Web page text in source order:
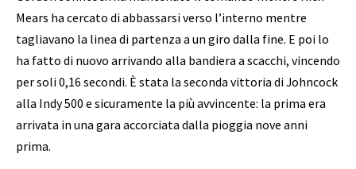
Mears ha cercato di abbassarsi verso l’interno mentre
tagliavano la linea di partenza a un giro dalla fine. E poi lo
ha fatto di nuovo arrivando alla bandiera a scacchi, vincendo
per soli 0,16 secondi. È stata la seconda vittoria di Johncock
alla Indy 500 e sicuramente la più avvincente: la prima era
arrivata in una gara accorciata dalla pioggia nove anni
prima.